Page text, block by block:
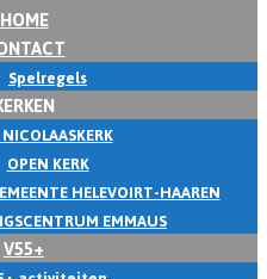
HOME
Spelregels
OPEN KERK
HELEVOIRT-HAAREN
EMMAUS
V55+